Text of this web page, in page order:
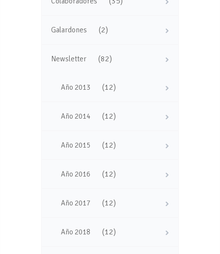
Galardones (2)
Newsletter (82)
Año 2013 (12)
Año 2014 (12)
Año 2015 (12)
Año 2016 (12)
Año 2017 (12)
Año 2018 (12)